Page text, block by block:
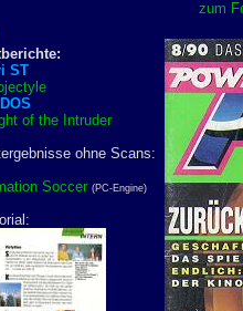
zum
ST
of the Intruder
ohne Scans:
Soccer (PC-Engine)